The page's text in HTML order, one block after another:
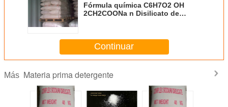
Fórmula química C6H7O2 OH
2CH2COONa n Disilicato de
Continuar
Más Materia prima detergente